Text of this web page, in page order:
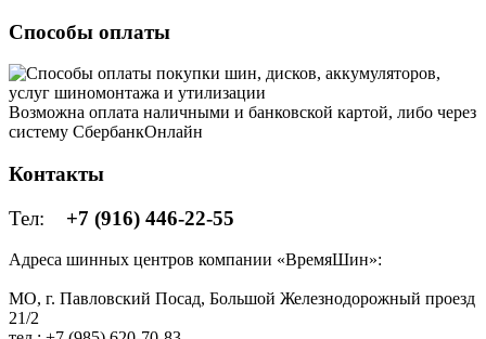
Способы оплаты
Возможна оплата наличными и банковской картой, либо через
систему СбербанкОнлайн
Контакты
Тел: +7 (916) 446-22-55
Адреса шинных центров компании «ВремяШин»:
МО, г. Павловский Посад, Большой Железнодорожный проезд
21/2